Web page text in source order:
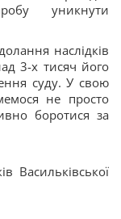
уникнути
наслідків
3-х тисяч його
суду. У свою
не просто
боротися за
Васильківської